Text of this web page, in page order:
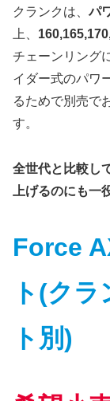
クランクは、パ
上、
チェーンリング
イダー式のパワ
るためで別売で
す。
全世代と比較し
上げるのにも一
Force
ト(ク
ト別)